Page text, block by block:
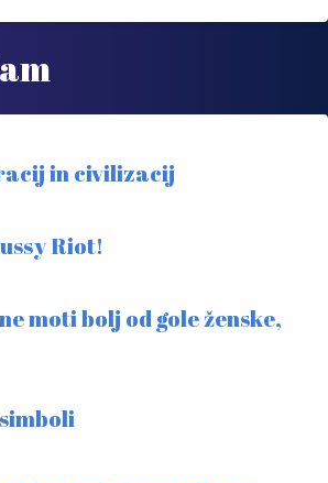
in civilizacij
Riot!
moti bolj od gole ženske,